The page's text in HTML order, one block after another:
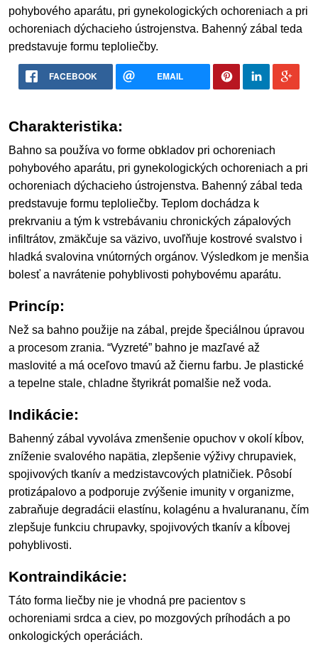
pohybového aparátu, pri gynekologických ochoreniach a pri
ochoreniach dýchacieho ústrojenstva. Bahenný zábal teda
predstavuje formu teploliečby.
FACEBOOK EMAIL
Charakteristika:
Bahno sa používa vo forme obkladov pri ochoreniach
pohybového aparátu, pri gynekologických ochoreniach a pri
ochoreniach dýchacieho ústrojenstva. Bahenný zábal teda
predstavuje formu teploliečby. Teplom dochádza k
prekrvaniu a tým k vstrebávaniu chronických zápalových
infiltrátov, zmäkčuje sa väzivo, uvoľňuje kostrové svalstvo i
hladká svalovina vnútorných orgánov. Výsledkom je menšia
bolesť a navrátenie pohyblivosti pohybovému aparátu.
Princíp:
Než sa bahno použije na zábal, prejde špeciálnou úpravou
a procesom zrania. “Vyzreté” bahno je mazľavé až
maslovité a má oceľovo tmavú až čiernu farbu. Je plastické
a tepelne stale, chladne štyrikrát pomalšie než voda.
Indikácie:
Bahenný zábal vyvoláva zmenšenie opuchov v okolí kĺbov,
zníženie svalového napätia, zlepšenie výživy chrupaviek,
spojivových tkanív a medzistavcových platničiek. Pôsobí
protizápalovo a podporuje zvýšenie imunity v organizme,
zabraňuje degradácii elastínu, kolagénu a hvalurananu, čím
zlepšuje funkciu chrupavky, spojivových tkanív a kĺbovej
pohyblivosti.
Kontraindikácie:
Táto forma liečby nie je vhodná pre pacientov s
ochoreniami srdca a ciev, po mozgových príhodách a po
onkologických operáciách.